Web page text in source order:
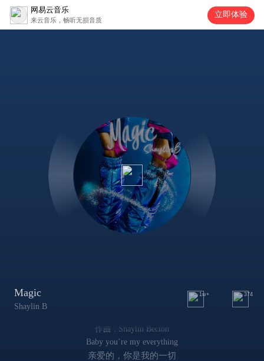
网易云音乐
来云音乐，畅听无损音质
立即体验
Magic
Shaylin B
1w+ 374
作曲 : Shaylin Becton
Baby you’re my everything
亲爱的，你是我的一切